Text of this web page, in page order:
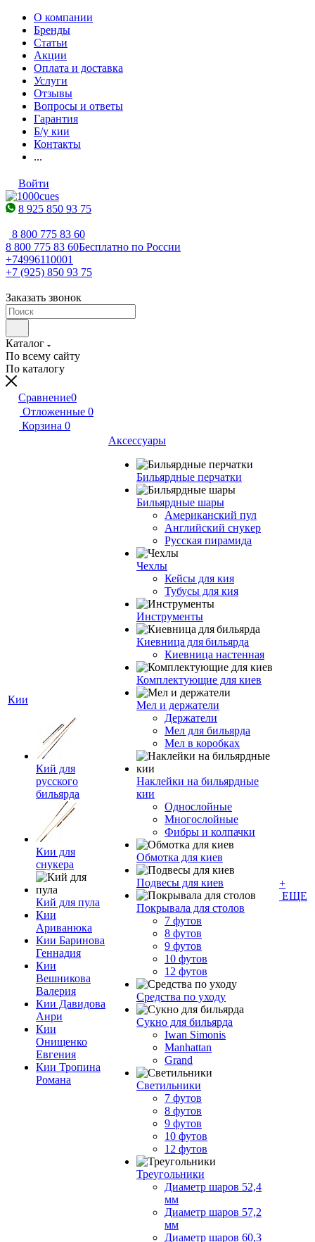
О компании
Бренды
Статьи
Акции
Оплата и доставка
Услуги
Отзывы
Вопросы и ответы
Гарантия
Б/у кии
Контакты
...
Войти
8 925 850 93 75
8 800 775 83 60
8 800 775 83 60Бесплатно по России
+74996110001
+7 (925) 850 93 75
Заказать звонок
Каталог
По всему сайту
По каталогу
Сравнение0
Отложенные 0
Корзина 0
Кии
Кий для
русского
бильярда
Кии для
снукера
Кий для пула
Кии
Ариванюка
Кии Баринова
Геннадия
Кии
Вешникова
Валерия
Кии Давидова
Анри
Кии
Онищенко
Евгения
Кии Тропина
Романа
Аксессуары
Бильярдные перчатки
Бильярдные шары
Американский пул
Английский снукер
Русская пирамида
Чехлы
Кейсы для кия
Тубусы для кия
Инструменты
Киевница для бильярда
Киевница настенная
Комплектующие для киев
Мел и держатели
Держатели
Мел для бильярда
Мел в коробках
Наклейки на бильярдные
кии
Однослойные
Многослойные
Фибры и колпачки
Обмотка для киев
Подвесы для киев
Покрывала для столов
7 футов
8 футов
9 футов
10 футов
12 футов
Средства по уходу
Сукно для бильярда
Iwan Simonis
Manhattan
Grand
Светильники
7 футов
8 футов
9 футов
10 футов
12 футов
Треугольники
Диаметр шаров 52,4
мм
Диаметр шаров 57,2
мм
Диаметр шаров 60,3
+
ЕЩЕ